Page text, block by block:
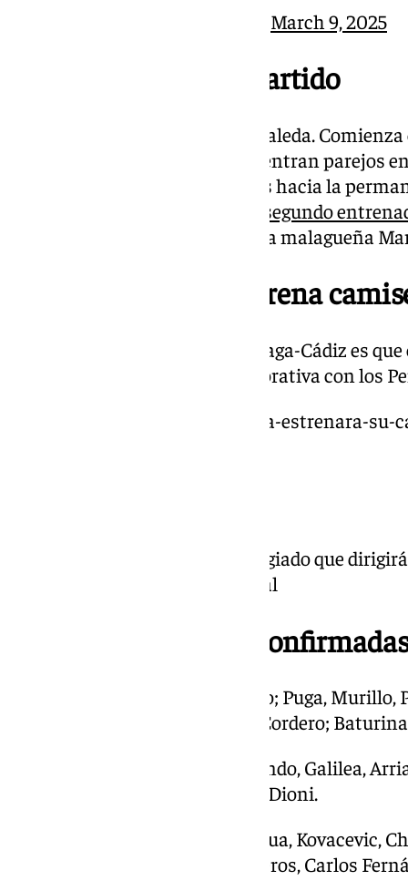
March 9, 2025
16.15 | Comienza el partido
Arranca el encuentro en La Rosaleda.
equipos andaluces que se encuentran parejos
puntos para seguir dando pasos hacia la
segundo
y a la deportista malagueña
16.00 | El Málaga estrena
Una de las novedades en el Málaga-Cádiz es
con la camiseta retro conmemorativa con los
https://www.101tv.es/el-malaga-estrenara-
Arcediano Monescillo es el colegiado que
Valverde Monsalve y Sanz Torcal
15.15 | Alineaciones
: Herrero; Puga,
Izan Merino; Larrubia, Ochoa, Cordero;
Banquillo: Carlos López, Gabilondo, Galilea,
Lobete, Kevin, Yanis, Chupete y Dioni.
Así sale el Cádiz: David Gil; Zaldua, Kovacevic,
Rubén Alcaraz, Ocampo; Ontiveros, Carlos